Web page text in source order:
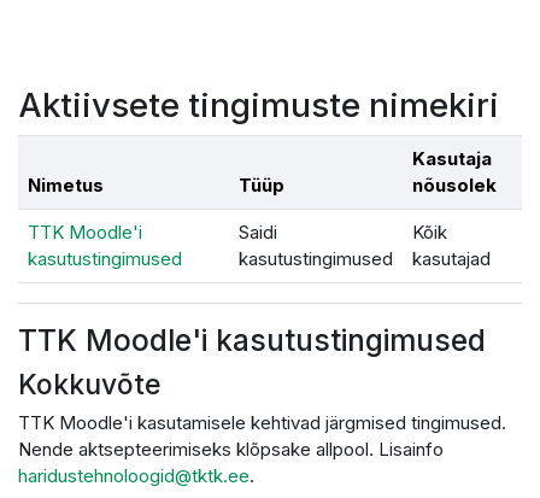
Aktiivsete tingimuste nimekiri
Nimetus Tüüp
Kasutaja
nõusolek
TTK Moodle'i
kasutustingimused
Saidi
kasutustingimused
Kõik
kasutajad
TTK Moodle'i kasutustingimused
Kokkuvõte
TTK Moodle'i kasutamisele kehtivad järgmised tingimused.
Nende aktsepteerimiseks klõpsake allpool. Lisainfo
haridustehnoloogid@tktk.ee.